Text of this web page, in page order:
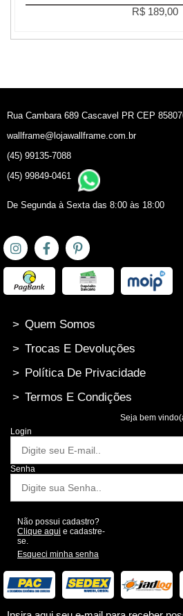
R$ 189,00
Rua Cambara 689 Cascavel PR CEP
wallframe@lojawallframe.com.br
(45) 99135-7088
(45) 99849-0461
De Segunda à Sexta das 8:00 às 18:00
> Quem Somos
> Trocas E Devoluções
> Política De Privacidade
> Termos E Condições
Seja bem
Login
Senha
Não possui cadastro?
Clique aqui e cadastre-
se.
Esqueci minha senha